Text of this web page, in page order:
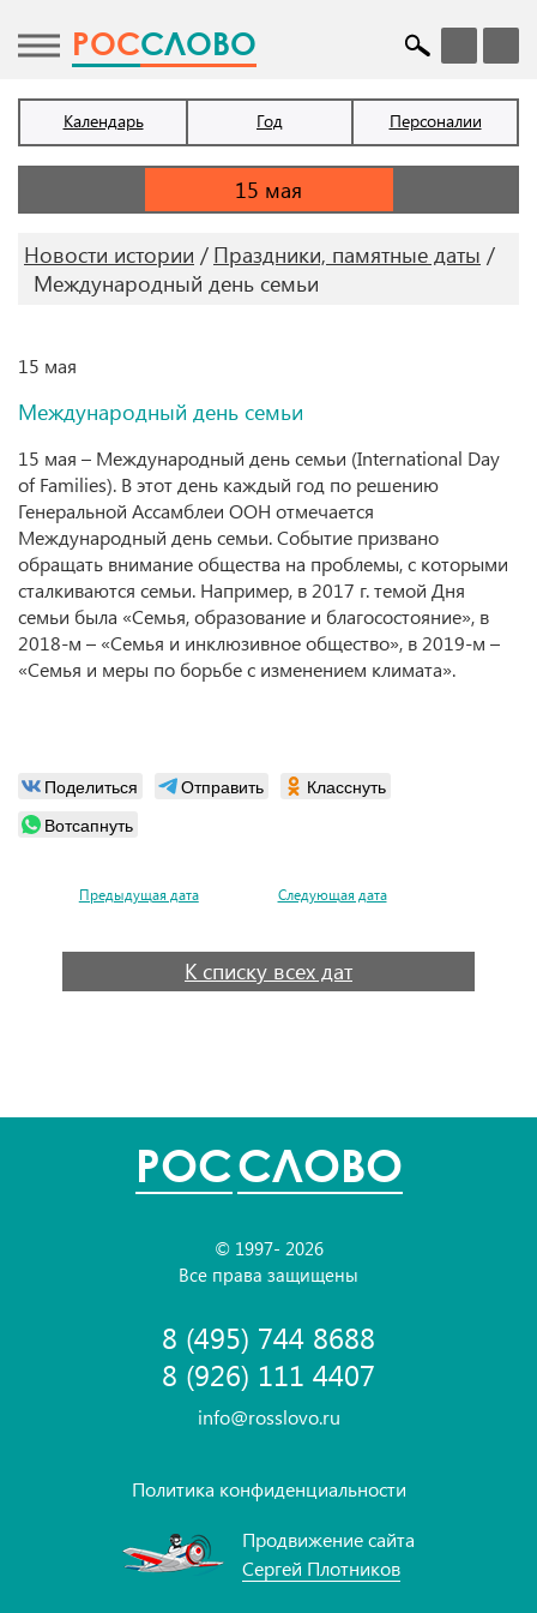
POCСЛОВО
Календарь Год Персоналии
Новости истории
Праздники, памятные даты
Международный день семьи
15 мая
Международный день семьи
15 мая – Международный день семьи (International Day
of Families). В этот день каждый год по решению
Генеральной Ассамблеи ООН отмечается
Международный день семьи. Событие призвано
обращать внимание общества на проблемы, с которыми
сталкиваются семьи. Например, в 2017 г. темой Дня
семьи была «Семья, образование и благосостояние», в
2018-м – «Семья и инклюзивное общество», в 2019-м –
«Семья и меры по борьбе с изменением климата».
Поделиться Отправить
Класснуть
Вотсапнуть
Предыдущая дата Следующая дата
К списку всех дат
POCСЛОВО
© 1997- 2026
Все права защищены
8 (495) 744 8688
8 (926) 111 4407
info@rosslovo.ru
Политика конфиденциальности
Продвижение сайта
Сергей Плотников